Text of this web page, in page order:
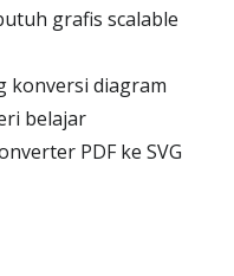
grafis scalable
konversi diagram
belajar
PDF ke SVG